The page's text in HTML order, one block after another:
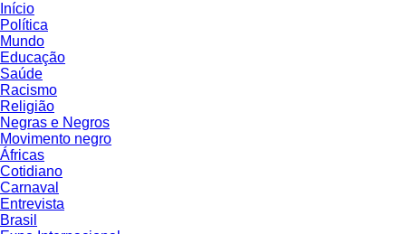
Início
Política
Mundo
Educação
Saúde
Racismo
Religião
Negras e Negros
Movimento negro
Áfricas
Cotidiano
Carnaval
Entrevista
Brasil